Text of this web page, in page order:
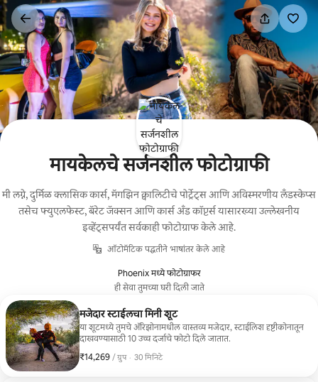
कंटेंटवर
जा
मायकेलचे सर्जनशील फोटोग्राफी
मी लग्ने, दुर्मिळ क्लासिक कार्स, मॅगझिन क्वालिटीचे पोर्ट्रेट्स आणि अविस्मरणीय लँडस्केप्स
तसेच फ्युएलफेस्ट, बॅरेट जॅक्सन आणि कार्स अँड कॉप्टर्स यासारख्या उल्लेखनीय
इव्हेंट्सपर्यंत सर्वकाही फोटोग्राफ केले आहे.
ऑटोमॅटिक पद्धतीने भाषांतर केले आहे
Phoenix मध्ये फोटोग्राफर
ही सेवा तुमच्या घरी दिली जाते
मजेदार स्टाईलचा मिनी शूट
या शूटमध्ये तुमचे ॲरिझोनामधील वास्तव्य मजेदार, स्टाईलिश दृष्टीकोनातून
दाखवण्यासाठी 10 उच्च दर्जाचे फोटो दिले जातात.
₹14,269 / ग्रुप
₹14,269, प्रति ग्रुप
, · 30 मिनिटे